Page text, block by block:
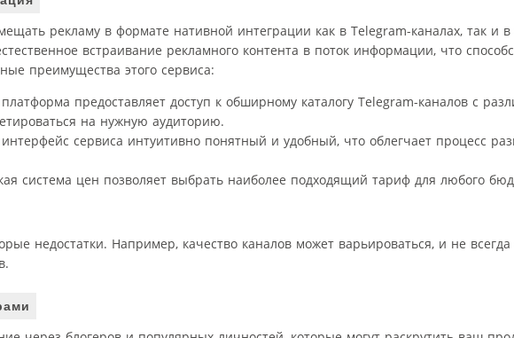
рекламу в формате нативной интеграции как в Telegram-каналах, так и в
встраивание рекламного контента в поток информации, что
преимущества этого сервиса:
предоставляет доступ к обширному каталогу Telegram-каналов с
на нужную аудиторию.
интерфейс сервиса интуитивно понятный и удобный, что облегчает процесс
система цен позволяет выбрать наиболее подходящий тариф для любого
недостатки. Например, качество каналов может варьироваться, и не